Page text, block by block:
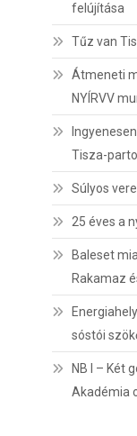
felújítása
Tűz van
Átmeneti
NYÍRVV
Tisza-
Súlyos
25 éves a
Baleset
Rakamaz
sóstói
NB I – Két
Akadémia